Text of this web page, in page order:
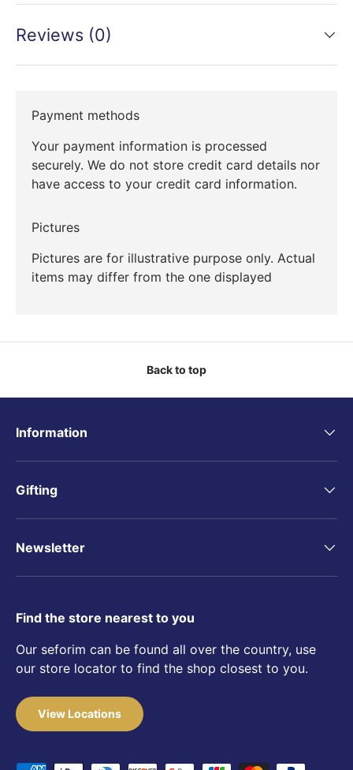
Reviews (0)
Payment methods
Your payment information is processed
securely. We do not store credit card details nor
have access to your credit card information.
Pictures
Pictures are for illustrative purpose only. Actual
items may differ from the one displayed
Back to top
Information
Gifting
Newsletter
Find the store nearest to you
Our seforim can be found all over the country, use
our store locator to find the shop closest to you.
View Locations